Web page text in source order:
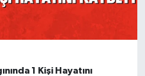
1 Kişi Hayatını